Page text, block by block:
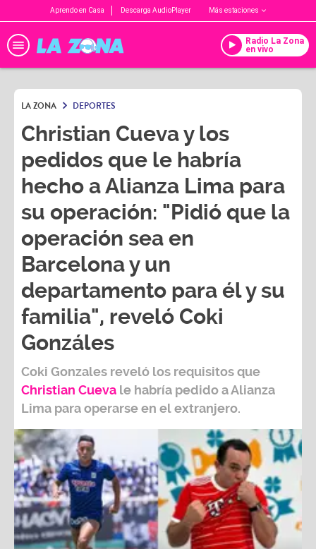
Aprendo en Casa Descarga AudioPlayer Más estaciones
Radio La Zona
en vivo
LA ZONA DEPORTES
Christian Cueva y los
pedidos que le habría
hecho a Alianza Lima para
su operación: "Pidió que la
operación sea en
Barcelona y un
departamento para él y su
familia", reveló Coki
Gonzáles
Coki Gonzales reveló los requisitos que
Christian Cueva le habría pedido a Alianza
Lima para operarse en el extranjero.